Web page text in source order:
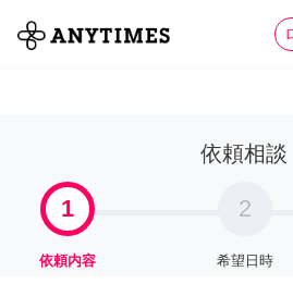
全て
依頼相談
1
依頼内容
2
希望日時